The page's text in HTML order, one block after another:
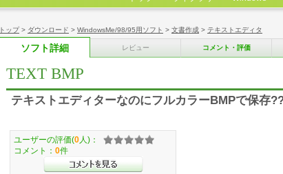
トップ> ダウンロード > WindowsMe/98/95用ソフト > 文書作成 > テキストエディタ
ソフト詳細 レビュー コメント・評価
TEXT BMP
テキストエディターなのにフルカラーBMPで保存
ユーザーの評価(0 人)：
コメント： 0件